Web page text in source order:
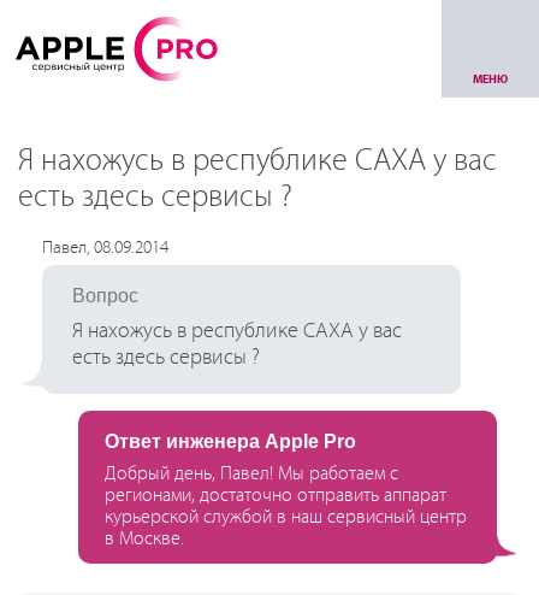
МЕНЮ
Я нахожусь в республике САХА у вас
есть здесь сервисы ?
Павел, 08.09.2014
Вопрос
Я нахожусь в республике САХА у вас
есть здесь сервисы ?
Ответ инженера Apple Pro
Добрый день, Павел! Мы работаем с
регионами, достаточно отправить аппарат
курьерской службой в наш сервисный центр
в Москве.